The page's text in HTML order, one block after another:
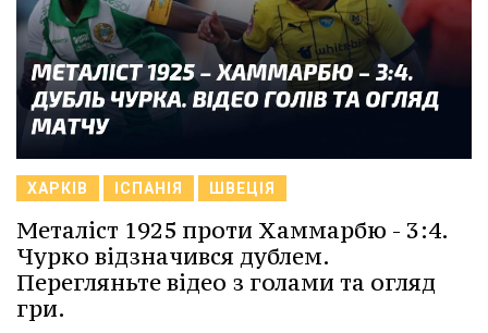
ХАРКІВ ІСПАНІЯ ШВЕЦІЯ
Металіст 1925 проти Хаммарбю - 3:4.
Чурко відзначився дублем.
Перегляньте відео з голами та огляд
гри.